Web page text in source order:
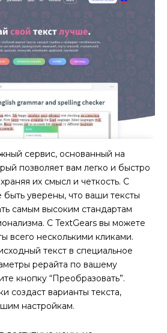
сервис, основанный на
позволяет вам легко и быстро
их смысл и четкость. С
быть уверены, что ваши тексты
самым высоким стандартам
С TextGears вы можете
всего несколькими кликами.
текст в специальное
рерайта по вашему
кнопку “Преобразовать”.
создаст варианты текста,
настройкам.